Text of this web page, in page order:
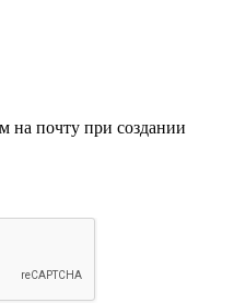
на почту при создании